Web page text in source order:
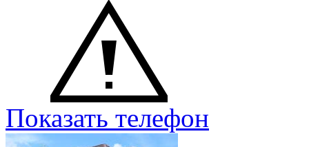
Показать телефон